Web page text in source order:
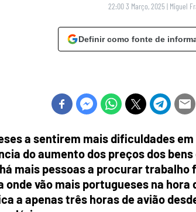
22:00 3 Março, 2025 | Miguel
Definir como fonte de
a sentirem mais dificuldades
do aumento dos preços dos
mais pessoas a procurar trabalho
onde vão mais portugueses na
a apenas três horas de avião